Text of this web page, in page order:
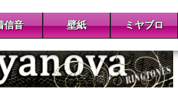
信音 壁紙 ミヤブロ